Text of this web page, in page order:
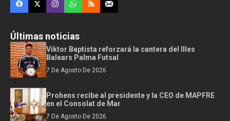
Últimas noticias
Viktor Baptista reforzará la cantera del Illes
Balears Palma Futsal
7 De Agosto De 2026
Prohens recibe al presidente y la CEO de MAPFRE
en el Consolat de Mar
7 De Agosto De 2026